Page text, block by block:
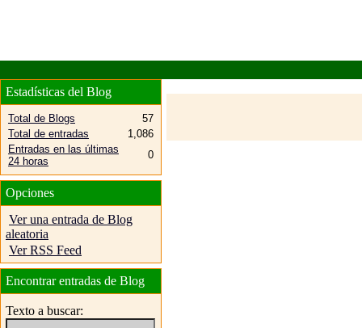
Estadísticas del Blog
Total de Blogs
57
Total de entradas
1,086
Entradas en las últimas
24 horas
0
Opciones
Ver una entrada de Blog
aleatoria
Ver RSS Feed
Encontrar entradas de Blog
Texto a buscar: